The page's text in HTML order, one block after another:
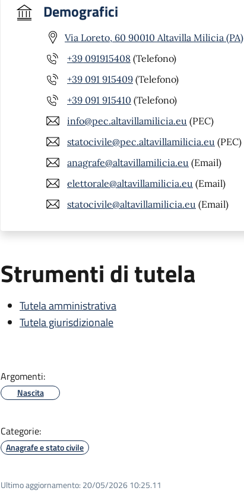
Demografici
Via Loreto, 60 90010 Altavilla Milicia (PA)
+39 091915408 (Telefono)
+39 091 915409 (Telefono)
+39 091 915410 (Telefono)
info@pec.altavillamilicia.eu (PEC)
statocivile@pec.altavillamilicia.eu (PEC)
anagrafe@altavillamilicia.eu (Email)
elettorale@altavillamilicia.eu (Email)
statocivile@altavillamilicia.eu (Email)
Strumenti di tutela
Tutela amministrativa
Tutela giurisdizionale
Argomenti:
Nascita
Categorie:
Anagrafe e stato civile
Ultimo aggiornamento: 20/05/2026 10:25.11